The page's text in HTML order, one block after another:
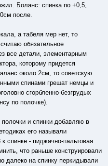
Боланс: спинка по +0,5,
после.
а табеля мер нет, то
обязательное
все детали, элементарным
которому придется
около 2см, то советскую
спинами грешат немцы и
сгорбленно-безгрудых
по полочке).
и спинки добавляю в
его называли
спинке - пиджачно-пальтовая
что раньше конструировали
далеко на спинку перкидывали